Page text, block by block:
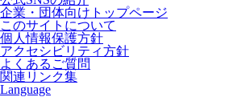
企業・団体向けトップページ
このサイトについて
個人情報保護方針
アクセシビリティ方針
よくあるご質問
関連リンク集
Language